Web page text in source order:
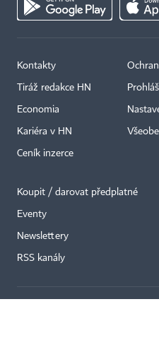
Kontakty
Tiráž redakce HN
Economia
Kariéra v HN
Ceník inzerce
Koupit / darovat předplatné
Eventy
Newslettery
RSS kanály